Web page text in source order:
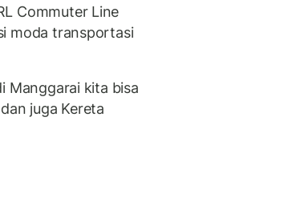
Commuter Line
moda transportasi
Manggarai kita bisa
juga Kereta